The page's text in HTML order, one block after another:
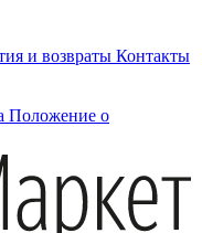
и возвраты Контакты
Положение о